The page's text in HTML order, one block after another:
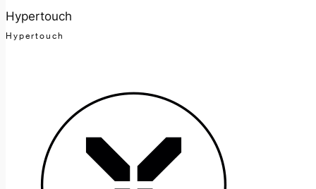
Hypertouch
Hypertouch